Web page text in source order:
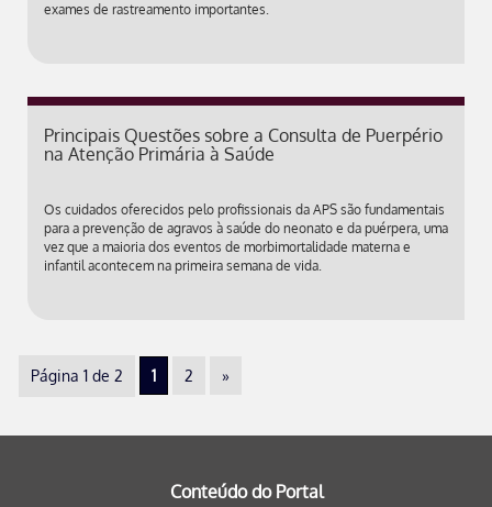
exames de rastreamento importantes.
Principais Questões sobre a Consulta de Puerpério
na Atenção Primária à Saúde
Os cuidados oferecidos pelo profissionais da APS são fundamentais
para a prevenção de agravos à saúde do neonato e da puérpera, uma
vez que a maioria dos eventos de morbimortalidade materna e
infantil acontecem na primeira semana de vida.
Página 1 de 2 1 2 »
Conteúdo do Portal